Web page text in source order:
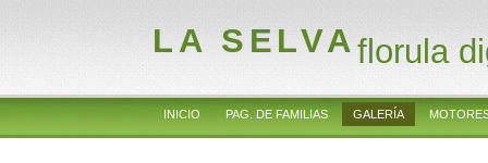
LA SELVAflorula
INICIO PAG. DE FAMILIAS GALERÍA